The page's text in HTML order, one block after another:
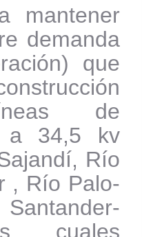
mantener
demanda
que
de
a 34,5 kv
Río
, Río Palo-
cuales